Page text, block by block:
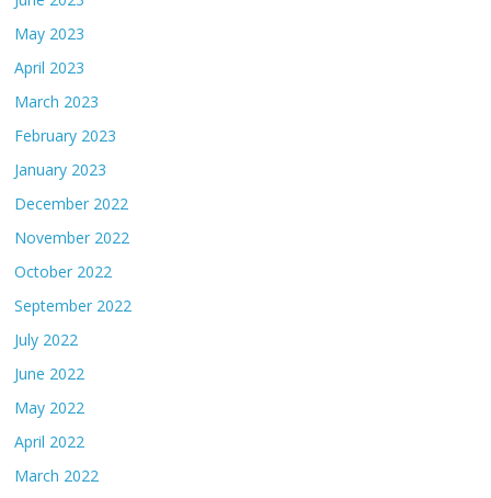
May 2023
April 2023
March 2023
February 2023
January 2023
December 2022
November 2022
October 2022
September 2022
July 2022
June 2022
May 2022
April 2022
March 2022